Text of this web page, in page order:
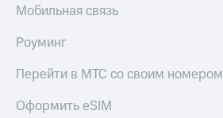
погашении
Реквизиты
Мобильная связь
Роуминг
Перейти в МТС со своим номером
Оформить eSIM